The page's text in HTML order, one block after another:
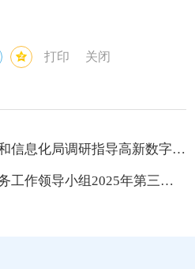
打印 关闭
陈刚在地区经济和信息化局调研指导高新数字产业发展工作
地委退役军人事务工作领导小组2025年第三次全体会议暨地区双拥工作会议召开